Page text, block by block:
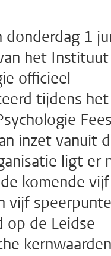
donderdag 1
het Instituut
officieel
tijdens het
inzet vanuit
ligt er
komende
vijf
op de Leidse